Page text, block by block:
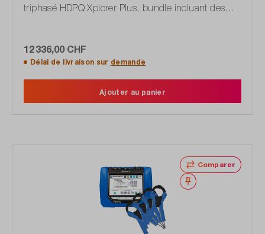
triphasé HDPQ Xplorer Plus, bundle incluant des
12 336,00 CHF
Délai de livraison sur demande
Ajouter au panier
Comparer
Noter